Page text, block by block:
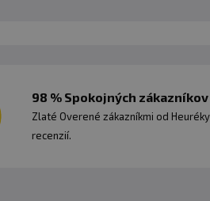
98 % Spokojných
Zlaté Overené zákazníkmi od
recenzií.